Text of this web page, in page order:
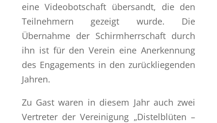
eine Videobotschaft übersandt, die den
Teilnehmern gezeigt wurde. Die
Übernahme der Schirmherrschaft durch
ihn ist für den Verein eine Anerkennung
des Engagements in den zurückliegenden
Jahren.
Zu Gast waren in diesem Jahr auch zwei
Vertreter der Vereinigung „Distelblüten –